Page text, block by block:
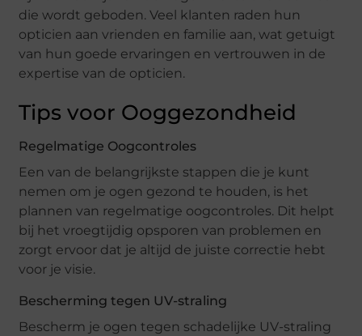
die wordt geboden. Veel klanten raden hun
opticien aan vrienden en familie aan, wat getuigt
van hun goede ervaringen en vertrouwen in de
expertise van de opticien.
Tips voor Ooggezondheid
Regelmatige Oogcontroles
Een van de belangrijkste stappen die je kunt
nemen om je ogen gezond te houden, is het
plannen van regelmatige oogcontroles. Dit helpt
bij het vroegtijdig opsporen van problemen en
zorgt ervoor dat je altijd de juiste correctie hebt
voor je visie.
Bescherming tegen UV-straling
Bescherm je ogen tegen schadelijke UV-straling